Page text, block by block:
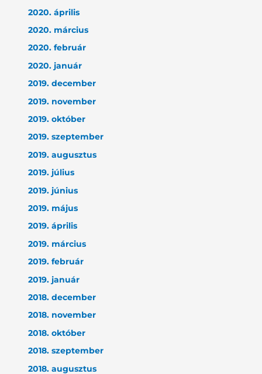
2020. április
2020. március
2020. február
2020. január
2019. december
2019. november
2019. október
2019. szeptember
2019. augusztus
2019. július
2019. június
2019. május
2019. április
2019. március
2019. február
2019. január
2018. december
2018. november
2018. október
2018. szeptember
2018. augusztus